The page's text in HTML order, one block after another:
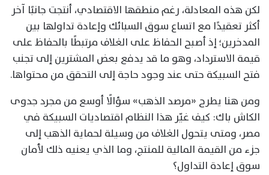
لكن هذه المعادلة، رغم منطقها الاقتصادي، أنتجت جانبًا آخر
أكثر تعقيدًا مع اتساع سوق السبائك وإعادة تداولها بين
المدخرين؛ إذ أصبح الحفاظ على الغلاف مرتبطًا بالحفاظ على
قيمة الاسترداد، وهو ما قد يدفع بعض المشترين إلى تجنب
فتح السبيكة حتى عند وجود حاجة إلى التحقق من محتواها.
ومن هنا يطرح «مرصد الذهب» سؤالًا أوسع من مجرد جدوى
الكاش باك: كيف غيّر هذا النظام اقتصاديات السبيكة في
مصر، ومتى يتحول الغلاف من وسيلة لحماية الذهب إلى
جزء من القيمة المالية للمنتج، وما الذي يعنيه ذلك لأمان
سوق إعادة التداول؟